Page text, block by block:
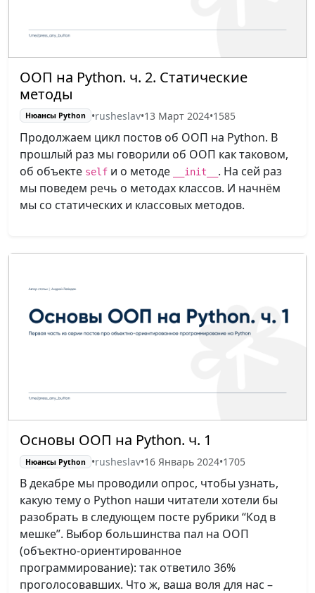
ООП на Python. ч. 2. Статические
методы
Нюансы Python •rusheslav•13 Март 2024•1585
Продолжаем цикл постов об ООП на Python. В
прошлый раз мы говорили об ООП как таковом,
об объекте self и о методе __init__ . На сей раз
мы поведем речь о методах классов. И начнём
мы со статических и классовых методов.
Основы ООП на Python. ч. 1
Нюансы Python •rusheslav•16 Январь 2024•1705
В декабре мы проводили опрос, чтобы узнать,
какую тему о Python наши читатели хотели бы
разобрать в следующем посте рубрики “Код в
мешке”. Выбор большинства пал на ООП
(объектно-ориентированное
программирование): так ответило 36%
проголосовавших. Что ж, ваша воля для нас –